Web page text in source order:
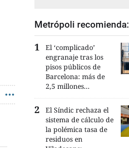
Metrópoli recomienda:
El ‘complicado’
engranaje tras los
pisos públicos de
Barcelona: más de
2,5 millones...
El Síndic rechaza el
sistema de cálculo de
la polémica tasa de
residuos en